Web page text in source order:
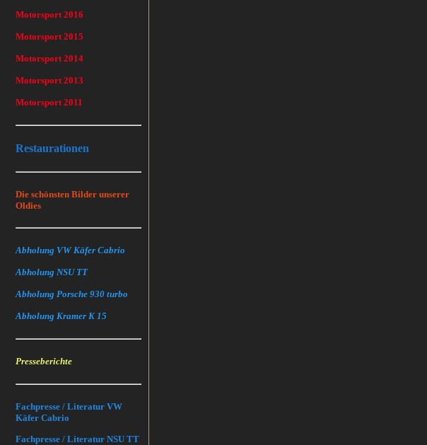
Motorsport 2016
Motorsport 2015
Motorsport 2014
Motorsport 2013
Motorsport 2011
Restaurationen
Die schönsten Bilder unserer
Oldies
Abholung VW Käfer Cabrio
Abholung NSU TT
Abholung Porsche 930 turbo
Abholung Kramer K 15
Presseberichte
Fachpresse / Literatur VW
Käfer Cabrio
Fachpresse / Literatur NSU TT